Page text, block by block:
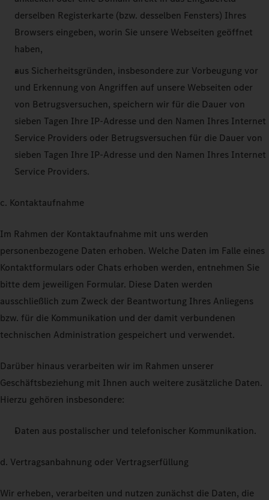
derselben Registerkarte (bzw. desselben Fensters) Ihres
Browsers eingeben, worin Sie unsere Webseiten geöffnet
haben,
aus Sicherheitsgründen, insbesondere zur Vorbeugung vor
und Erkennung von Angriffen auf unsere Webseiten oder
von Betrugsversuchen, speichern wir für die Dauer von
sieben Tagen Ihre IP-Adresse und den Namen Ihres Internet
Service Providers oder Betrugsversuchen für die Dauer von
sieben Tagen Ihre IP-Adresse und den Namen Ihres Internet
Service Providers.
c. Kontaktaufnahme
Im Rahmen der Kontaktaufnahme mit uns werden
personenbezogene Daten erhoben. Welche Daten im Falle eines
Kontaktformulars oder Chats erhoben werden, entnehmen Sie
bitte dem jeweiligen Formular. Diese Daten werden
ausschließlich zum Zweck der Beantwortung Ihres Anliegens
bzw. für die Kommunikation und der damit verbundenen
technischen Administration gespeichert und verwendet.
Darüber hinaus verarbeiten wir im Rahmen unserer
Geschäftsbeziehung mit Ihnen auch weitere zusätzliche Daten.
Hierzu gehören insbesondere:
Daten aus postalischer und telefonischer Kommunikation.
d. Vertragsanbahnung oder Vertragserfüllung
Wir erheben, verarbeiten und nutzen zunächst die Daten, die